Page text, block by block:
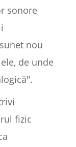
sonore
nou
de unde
fizic